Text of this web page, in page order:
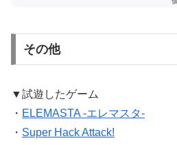
その他
▼試遊したゲーム
・ ELEMASTA -エレマスタ-
・ Super Hack Attack!